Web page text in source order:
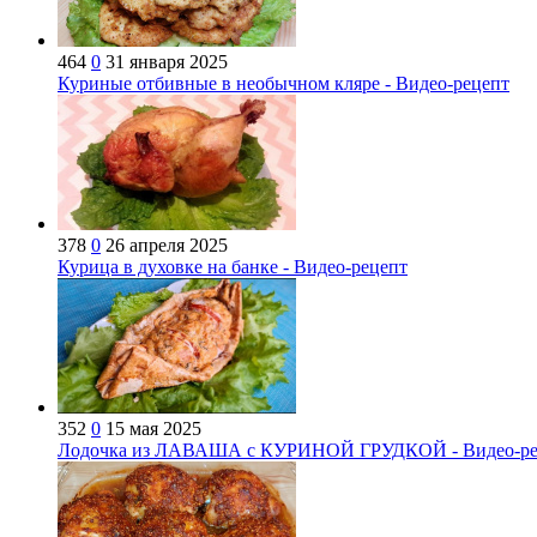
464 0 31 января 2025
Куриные отбивные в необычном кляре - Видео-рецепт
378 0 26 апреля 2025
Курица в духовке на банке - Видео-рецепт
352 0 15 мая 2025
Лодочка из ЛАВАША с КУРИНОЙ ГРУДКОЙ - Видео-